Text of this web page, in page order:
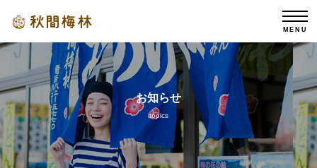
MENU
お知らせ
topics